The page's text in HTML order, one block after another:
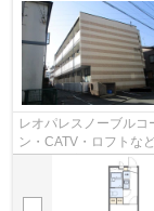
レオパレスノーブル
ン・CATV・ロフトな
ります。家賃を10万